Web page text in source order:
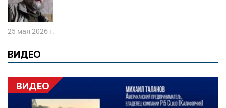
25 мая 2026 г.
ВИДЕО
ВИДЕО